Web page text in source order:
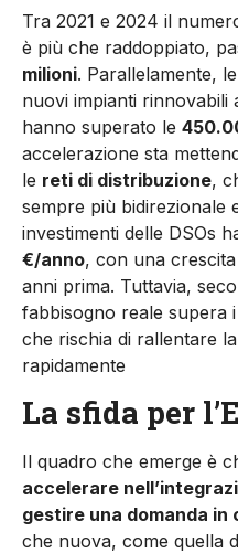
Tra 2021 e 2024 il
è più che raddoppiato,
milioni. Parallelamente,
nuovi impianti rinnovabili
hanno superato le
accelerazione sta
le reti di distribuzione,
sempre più bidirezionale
investimenti delle DSOs
€/anno, con una
anni prima. Tuttavia,
fabbisogno reale supera i
che rischia di rallentare
rapidamente
La sfida per
Il quadro che emerge è
accelerare
gestire una domanda in
che nuova, come quella